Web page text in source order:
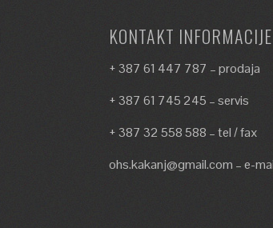
KONTAKT INFORMACIJE
+ 387 61 447 787 – prodaja
+ 387 61 745 245 – servis
+ 387 32 558 588 – tel / fax
ohs.kakanj@gmail.com – e-